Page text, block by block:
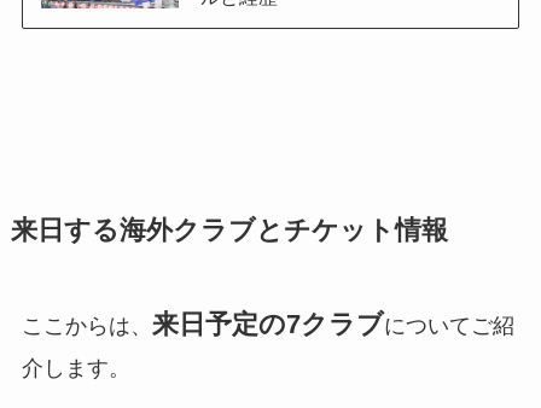
来日する海外クラブとチケット情報
ここからは、 来日予定の7クラブについてご紹
介します。